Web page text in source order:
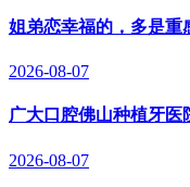
姐弟恋幸福的，多是重
2026-08-07
广大口腔佛山种植牙
2026-08-07